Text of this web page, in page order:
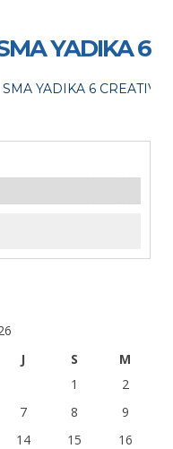
YADIKA 6
SMA YADIKA 6
J S
M
1
2
7 8
9
14 15
16